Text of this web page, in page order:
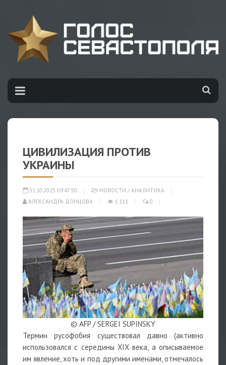
ЦИВИЛИЗАЦИЯ ПРОТИВ
УКРАИНЫ
31.10.2025 09:47:50 НОВОСТИ / АНАЛИТИКА
АЛЕКСАНДРА ДОНЦОВА
1 111 0
© AFP / SERGEI SUPINSKY
Термин русофобия существовал давно (активно
использовался с середины XIX века, а описываемое
им явление, хоть и под другими именами, отмечалось